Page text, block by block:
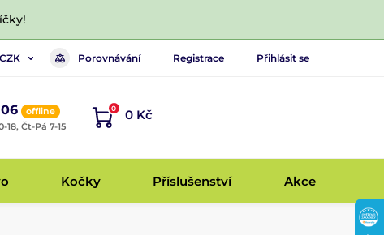
CZK Porovnávání Registrace Přihlásit se
offline
18, Čt-Pá 7-15
0 0 Kč
Kočky Příslušenství Akce